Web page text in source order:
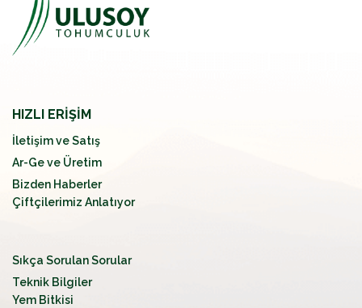
HIZLI ERİŞİM
İletişim ve Satış
Ar-Ge ve Üretim
Bizden Haberler
Çiftçilerimiz Anlatıyor
Sıkça Sorulan Sorular
Teknik Bilgiler
Yem Bitkisi